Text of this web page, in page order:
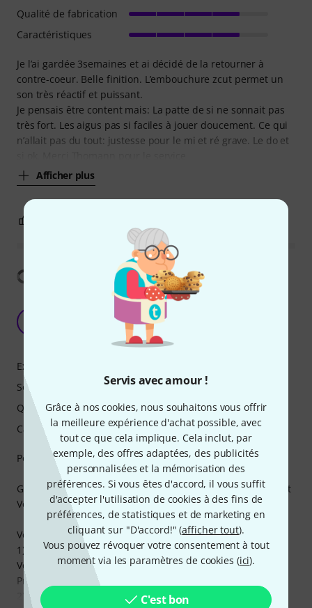
Servis avec amour !
Grâce à nos cookies, nous souhaitons vous offrir
la meilleure expérience d'achat possible, avec
tout ce que cela implique. Cela inclut, par
exemple, des offres adaptées, des publicités
personnalisées et la mémorisation des
préférences. Si vous êtes d'accord, il vous suffit
d'accepter l'utilisation de cookies à des fins de
préférences, de statistiques et de marketing en
cliquant sur "D'accord!" (afficher tout).
Vous pouvez révoquer votre consentement à tout
moment via les paramètres de cookies (ici).
C'est bon
Je l’ai gardée 3semaines et ai décidé de la retourner à
contre-coeur. Belle finition. L’embouchure zcut permet un
son très réactif et puissant.
Je pensais être content mais: La patte de si ne sonnait pas
très fort. Les aigus pas si faciles à jouer doucement. Ce qui
n’allait pas du tout: justesse pour le mi et ré grave. Le do et
Afficher plus
Qualité de fabrication
Caractéristiques
Afficher la traduction
Top Flöte: gute Qualität & super Klang +
Stejopa 28.06.2021
Persönliche Erfahrung: Hobbyspieler, früher Orchester
Getestete Flöten: Yamaha Vollsilber (C-Fuß), Muramatsu mit
Vollsilberkopf (C-Fuß), Azumi Modell AZ-Z2RBE (H-Fuß)
Vergleich & Test:
1) Klar ist eine Muramatsu qualitativ hochwertiger (z.B.
Verarbeitung der Mechanik), das hat aber auch seinen
Preis. Vollmundiger Klang.
2) Die
Expressivité
Son
Qualité de fabrication
Caractéristiques